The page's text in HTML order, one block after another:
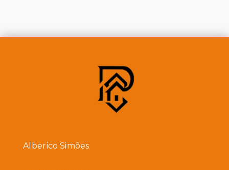
Alberico Simões